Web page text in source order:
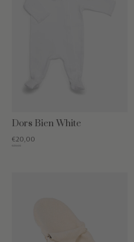
Dors Bien White
€20,00
€39,95